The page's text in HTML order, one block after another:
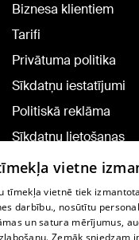
Biznesa klientiem
Tarifi
Privātuma politika
Sīkdatņu iestatījumi
Politiskā reklāma
Sīkdatņu lietošanas
noteikumi
Komentāru
TV programma
vietne
tīmekļa vietnē tiek
darbību., nosūtītu
un satura mērījumus,
Zemāk sniedzam